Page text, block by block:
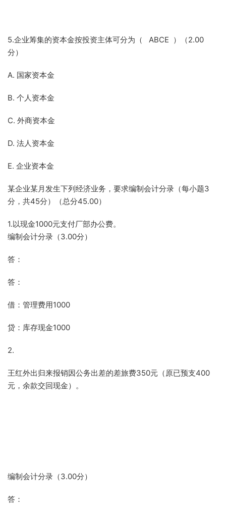
5.企业筹集的资本金按投资主体可分为（ ABCE ）（2.00
分）
A. 国家资本金
B. 个人资本金
C. 外商资本金
D. 法人资本金
E. 企业资本金
某企业某月发生下列经济业务，要求编制会计分录（每小题3
分，共45分）（总分45.00）
1.以现金1000元支付厂部办公费。
编制会计分录（3.00分）
答：
答：
借：管理费用1000
贷：库存现金1000
2.
王红外出归来报销因公务出差的差旅费350元（原已预支400
元，余款交回现金）。
编制会计分录（3.00分）
答：